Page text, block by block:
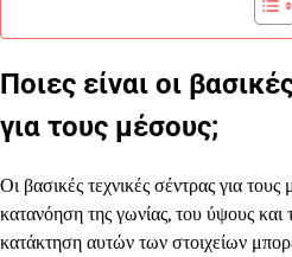
Ποιες είναι οι
για τους μέσους;
Οι βασικές τεχνικές σέντρας για
κατανόηση της γωνίας, του ύψους
κατάκτηση αυτών των στοιχείων